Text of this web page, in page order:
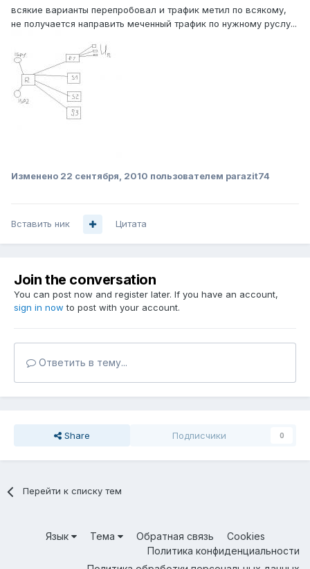
всякие варианты перепробовал и трафик метил по всякому,
не получается направить меченный трафик по нужному руслу...
Изменено 22 сентября, 2010 пользователем parazit74
Вставить ник Цитата
Join the conversation
You can post now and register later. If you have an account,
sign in now to post with your account.
Ответить в тему...
Share Подписчики 0
Перейти к списку тем
Язык Тема Обратная связь
Cookies
Политика конфиденциальности